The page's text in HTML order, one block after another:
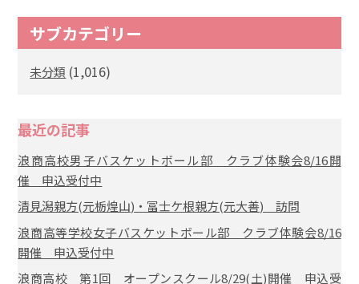
サブカテゴリー
未分類 (1,016)
最近の記事
浪商高校男子バスケットボール部 クラブ体験会8/16開
催 申込受付中
清見潟親方(元栃煌山)・冨士ケ根親方(元大善) 訪問
浪商高等学校女子バスケットボール部 クラブ体験会8/16
開催 申込受付中
浪商高校 第1回 オープンスクール8/29(土)開催 申込受